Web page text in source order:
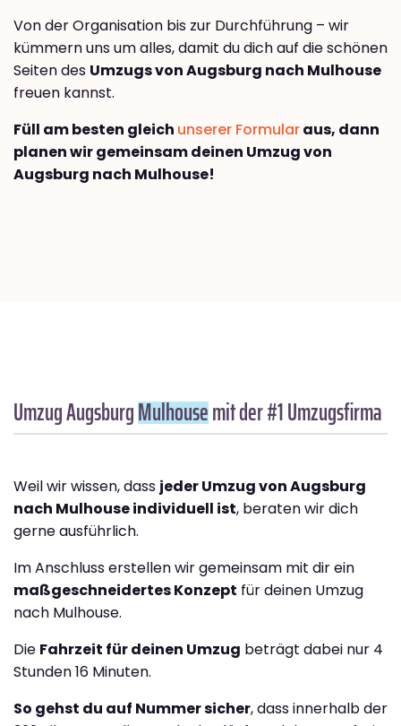
Von der Organisation bis zur Durchführung – wir
kümmern uns um alles, damit du dich auf die schönen
Seiten des Umzugs von Augsburg nach Mulhouse
freuen kannst.
Füll am besten gleich unserer Formularaus, dann
planen wir gemeinsam deinen Umzug von
Augsburg nach Mulhouse!
Umzug AugsburgMulhousemit der #1 Umzugsfirma
Weil wir wissen, dass jeder Umzug von Augsburg
nach Mulhouse individuell ist, beraten wir dich
gerne ausführlich.
Im Anschluss erstellen wir gemeinsam mit dir ein
maßgeschneidertes Konzept für deinen Umzug
nach Mulhouse.
Die Fahrzeit für deinen Umzug beträgt dabei nur 4
Stunden 16 Minuten.
So gehst du auf Nummer sicher, dass innerhalb der